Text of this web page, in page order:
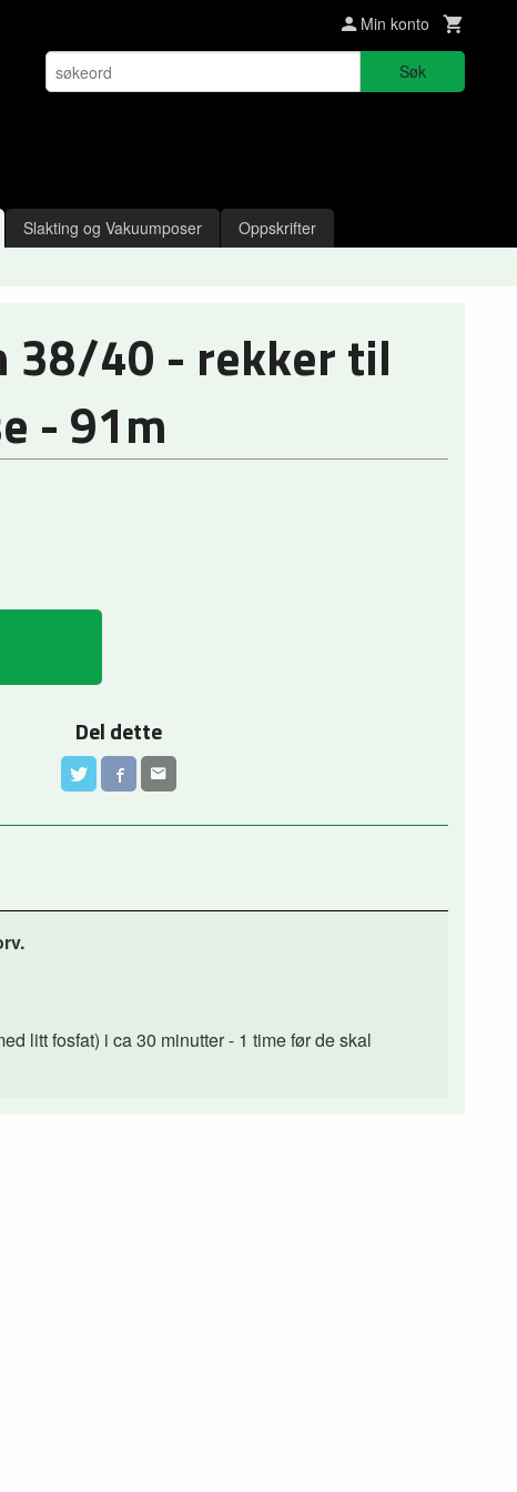
Min konto
Søk
Slakting og Vakuumposer Oppskrifter
38/40 - rekker til
- 91m
Del dette
litt fosfat) i ca 30 minutter - 1 time før de skal